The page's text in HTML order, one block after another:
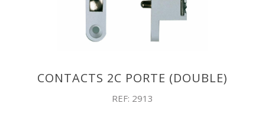
CONTACTS 2C PORTE (DOUBLE)
REF: 2913